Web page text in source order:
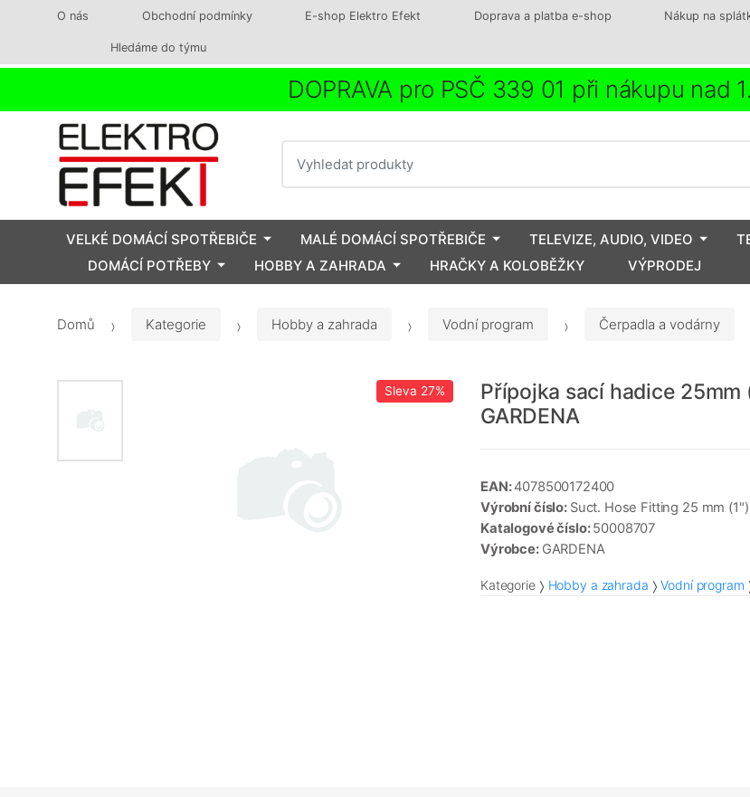
O nás Obchodní podmínky E-shop Elektro Efekt Doprava a platba e-shop Nákup na
Hledáme do týmu
DOPRAVA pro PSČ 339 01 při nákupu nad
VELKÉ DOMÁCÍ SPOTŘEBIČE MALÉ DOMÁCÍ SPOTŘEBIČE TELEVIZE, AUDIO, VIDEO
DOMÁCÍ POTŘEBY
HOBBY A ZAHRADA HRAČKY A KOLOBĚŽKY VÝPRODEJ
Domů Kategorie Hobby a zahrada Vodní program Čerpadla a vodárny
Sleva 27%
Přípojka sací hadice 25mm
GARDENA
EAN:4078500172400
Výrobní číslo: Suct. Hose Fitting 25 mm (1")
Katalogové číslo:50008707
Výrobce: GARDENA
Kategorie Hobby a zahrada Vodní program